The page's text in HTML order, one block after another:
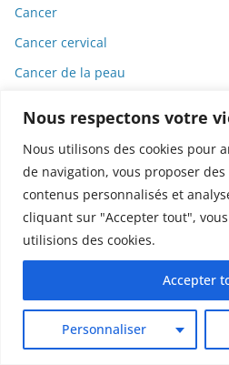
Nous respectons votre
Nous utilisons des cookies pour
de navigation, vous proposer
contenus personnalisés et
cliquant sur "Accepter tout",
utilisions des cookies.
Personnaliser
Accepter
Cancer
Cancer cervical
Cancer de la peau
Candidémie
Candidose
CanSino Biologics
Cardiologie